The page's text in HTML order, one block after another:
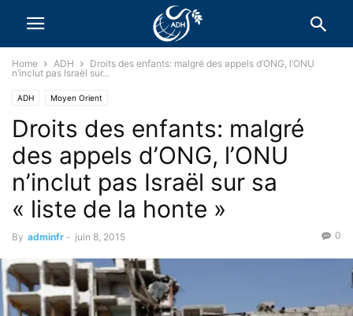
Home ADH
Droits des enfants: malgré des appels d’ONG, l’ONU
n’inclut pas Israël sur...
ADH Moyen Orient
Droits des enfants: malgré
des appels d’ONG, l’ONU
n’inclut pas Israël sur sa
« liste de la honte »
By adminfr - juin 8, 2015 0